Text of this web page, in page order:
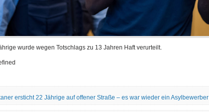
wurde wegen Totschlags zu 13 Jahren Haft verurteilt.
ersticht 22 Jährige auf offener Straße – es war wieder ein Asylbewerber